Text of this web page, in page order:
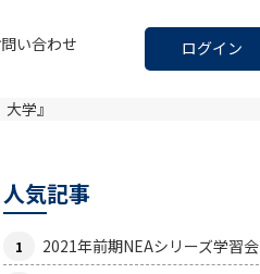
ログイン
い合わせ
学』
人気記事
2021年前期NEAシリーズ学習会